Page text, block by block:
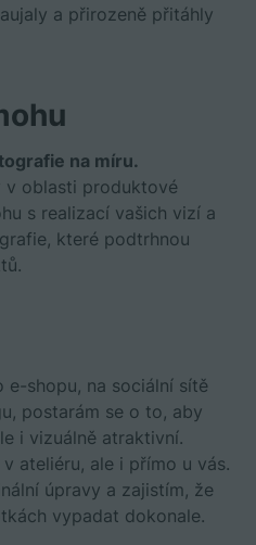
a přirozeně přitáhly
na míru.
v oblasti produktové
s realizací vašich vizí a
které podtrhnou
shopu, na sociální sítě
postarám se o to, aby
i vizuálně atraktivní.
ateliéru, ale i přímo u vás.
úpravy a zajistím, že
vypadat dokonale.